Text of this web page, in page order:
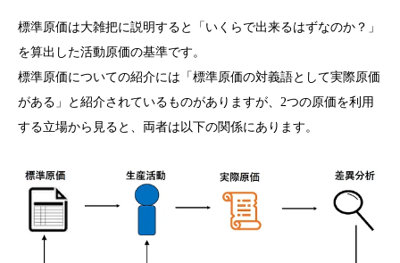
標準原価は大雑把に説明すると「いくらで出来るはずなのか？」
を算出した活動原価の基準です。
標準原価についての紹介には「標準原価の対義語として実際原価
がある」と紹介されているものがありますが、2つの原価を利用
する立場から見ると、両者は以下の関係にあります。